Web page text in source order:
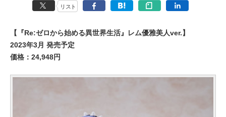
リスト
【『Re:ゼロから始める異世界生活』レム優雅美人ver.】
2023年3月 発売予定
価格：24,948円